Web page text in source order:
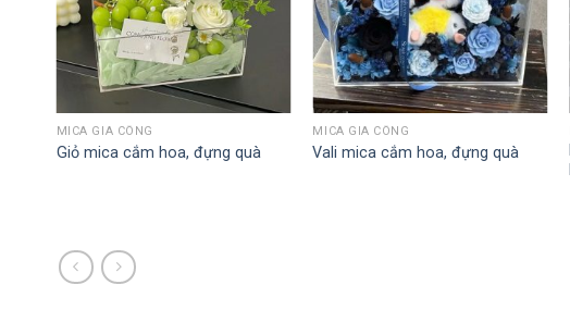
MICA GIA CÔNG
Giỏ mica cắm hoa, đựng quà
MICA GIA CÔNG
Vali mica cắm hoa, đựng quà